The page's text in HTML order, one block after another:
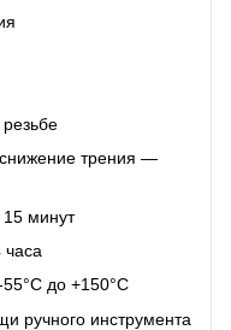
трения —
минут
до +150°C
ручного инструмента